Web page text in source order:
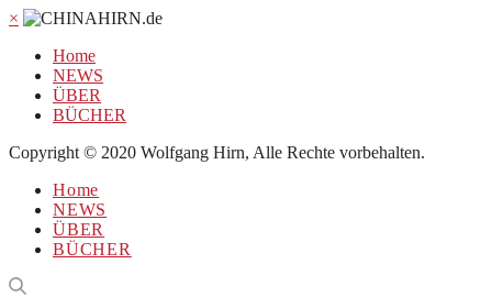
×
Home
NEWS
ÜBER
BÜCHER
Copyright © 2020 Wolfgang Hirn, Alle Rechte vorbehalten.
Home
NEWS
ÜBER
BÜCHER